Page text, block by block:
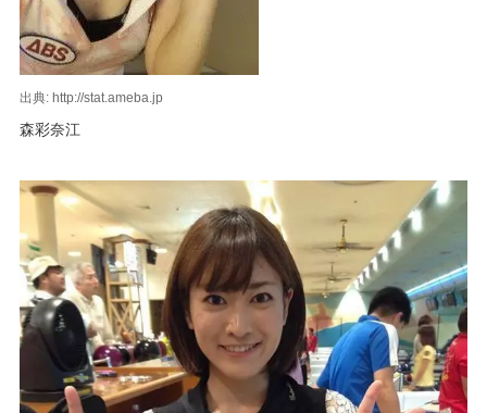
出典: http://stat.ameba.jp
森彩奈江